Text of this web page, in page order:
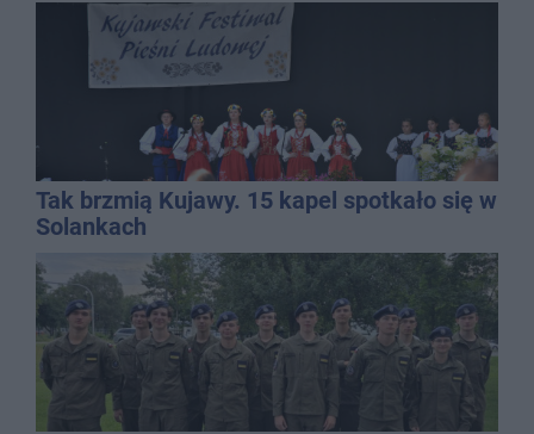
Tak brzmią Kujawy. 15 kapel spotkało się w
Solankach